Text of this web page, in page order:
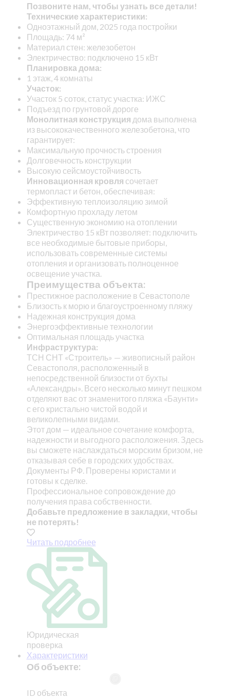
Позвоните нам, чтобы узнать все детали!
Технические характеристики:
Одноэтажный дом, 2025 года постройки
Площадь: 74 м²
Материал стен: железобетон
Электричество: подключено 15 кВт
Планировка дома:
1 этаж, 4 комнаты
Участок:
Участок 5 соток, статус участка: ИЖС
Подъезд по грунтовой дороге
Монолитная конструкция дома выполнена
из высококачественного железобетона, что
гарантирует:
Максимальную прочность строения
Долговечность конструкции
Высокую сейсмоустойчивость
Инновационная кровля сочетает
термопласт и бетон, обеспечивая:
Эффективную теплоизоляцию зимой
Комфортную прохладу летом
Существенную экономию на отоплении
Электричество 15 кВт позволяет: подключить
все необходимые бытовые приборы,
использовать современные системы
отопления и организовать полноценное
освещение участка.
Преимущества объекта:
Престижное расположение в Севастополе
Близость к морю и благоустроенному пляжу
Надежная конструкция дома
Энергоэффективные технологии
Оптимальная площадь участка
Инфраструктура:
ТСН СНТ «Строитель» — живописный район
Севастополя, расположенный в
непосредственной близости от бухты
«Александры». Всего несколько минут пешком
отделяют вас от знаменитого пляжа «Баунти»
с его кристально чистой водой и
великолепными видами.
Этот дом — идеальное сочетание комфорта,
надежности и выгодного расположения. Здесь
вы сможете наслаждаться морским бризом, не
отказывая себе в городских удобствах.
Документы РФ. Проверены юристами и
готовы к сделке.
Профессиональное сопровождение до
получения права собственности.
Добавьте предложение в закладки, чтобы
не потерять!
Читать подробнее
Юридическая
проверка
Характеристики
Об объекте:
ID объекта